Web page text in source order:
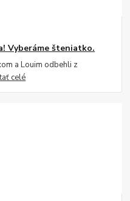
Vyberáme šteniatko.
a Louim odbehli z
celé